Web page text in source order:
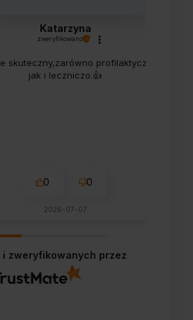
Katarzyna
zweryfikowano
skuteczny,zarówno profilaktycznie
jak i leczniczo.👍️
0 0
2026-07-07
i zweryfikowanych przez